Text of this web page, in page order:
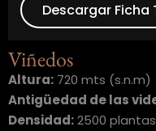
Descargar Ficha
Viñedos
Altura: 720 mts (s.n.m)
Antigüedad de las
Densidad:2500